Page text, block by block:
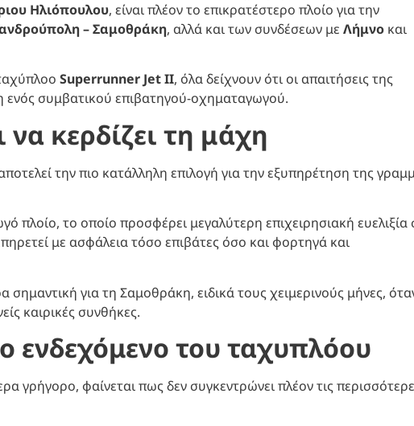
Ηλιόπουλου, είναι πλέον το επικρατέστερο πλοίο για την
– Σαμοθράκη, αλλά και των συνδέσεων με Λήμνο και
Superrunner Jet II, όλα δείχνουν ότι οι απαιτήσεις της
ενός συμβατικού επιβατηγού-οχηματαγωγού.
κερδίζει τη μάχη
την πιο κατάλληλη επιλογή για την εξυπηρέτηση της
πλοίο, το οποίο προσφέρει μεγαλύτερη επιχειρησιακή ευελιξία
με ασφάλεια τόσο επιβάτες όσο και φορτηγά και
σημαντική για τη Σαμοθράκη, ειδικά τους χειμερινούς μήνες,
καιρικές συνθήκες.
ενδεχόμενο του ταχυπλόου
γρήγορο, φαίνεται πως δεν συγκεντρώνει πλέον τις